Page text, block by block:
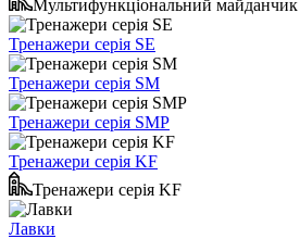
Мультифункціональний майданчик
Тренажери серія SE
Тренажери серія SM
Тренажери серія SMP
Тренажери серія KF
Тренажери серія KF
Лавки